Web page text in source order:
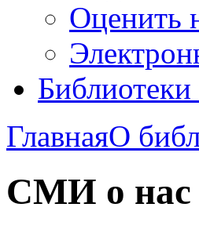
Оценить
Библиотеки
ГлавнаяО
СМИ о нас